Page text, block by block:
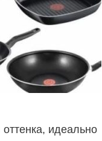
оттенка, идеально